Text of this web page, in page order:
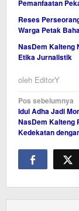
Pemanfaatan
Reses
Warga Petak
NasDem Kalteng
Etika Jurnalistik
oleh EditorY
Navigasi
pos
Pos sebelumnya
Idul Adha Jadi
NasDem Kalteng
Kedekatan